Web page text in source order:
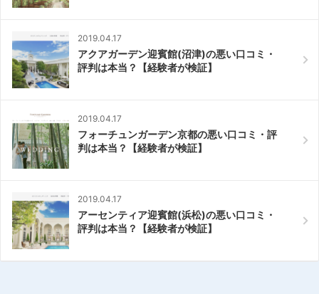
2019.04.17
アクアガーデン迎賓館(沼津)の悪い口コミ・
評判は本当？【経験者が検証】
2019.04.17
フォーチュンガーデン京都の悪い口コミ・評
判は本当？【経験者が検証】
2019.04.17
アーセンティア迎賓館(浜松)の悪い口コミ・
評判は本当？【経験者が検証】